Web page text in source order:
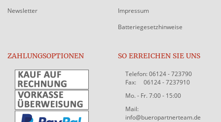
Newsletter
Impressum
Batteriegesetzhinweise
ZAHLUNGSOPTIONEN SO ERREICHEN SIE UNS
Telefon: 06124 - 723790
Fax: 06124 - 7237910
Mo. - Fr. 7:00 - 15:00
Mail:
info@bueropartnerteam.de